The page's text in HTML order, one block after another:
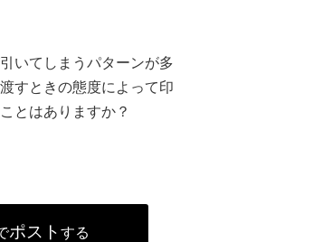
いてしまうパターンが多
すときの態度によって印
とはありますか？
ポスト する